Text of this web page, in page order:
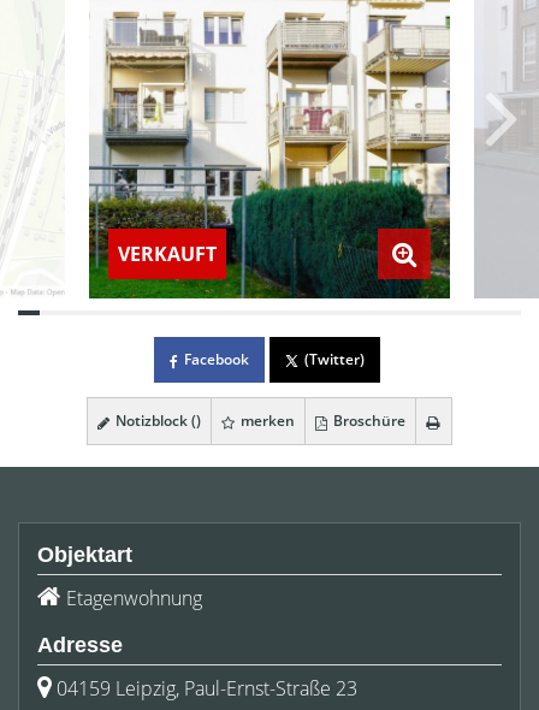
VERKAUFT
Facebook (Twitter)
Notizblock () merken Broschüre
Objektart
Etagenwohnung
Adresse
04159 Leipzig, Paul-Ernst-Straße 23